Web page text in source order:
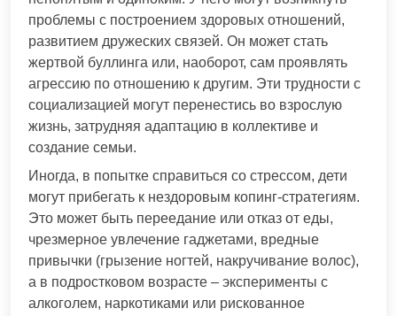
проблемы с построением здоровых отношений,
развитием дружеских связей. Он может стать
жертвой буллинга или, наоборот, сам проявлять
агрессию по отношению к другим. Эти трудности с
социализацией могут перенестись во взрослую
жизнь, затрудняя адаптацию в коллективе и
создание семьи.
Иногда, в попытке справиться со стрессом, дети
могут прибегать к нездоровым копинг-стратегиям.
Это может быть переедание или отказ от еды,
чрезмерное увлечение гаджетами, вредные
привычки (грызение ногтей, накручивание волос),
а в подростковом возрасте – эксперименты с
алкоголем, наркотиками или рискованное